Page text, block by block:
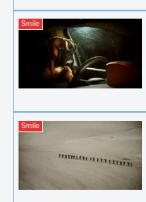
Smile
Smile